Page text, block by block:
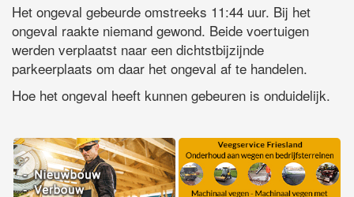
Het ongeval gebeurde omstreeks 11:44 uur. Bij het
ongeval raakte niemand gewond. Beide voertuigen
werden verplaatst naar een dichtstbijzijnde
parkeerplaats om daar het ongeval af te handelen.
Hoe het ongeval heeft kunnen gebeuren is onduidelijk.